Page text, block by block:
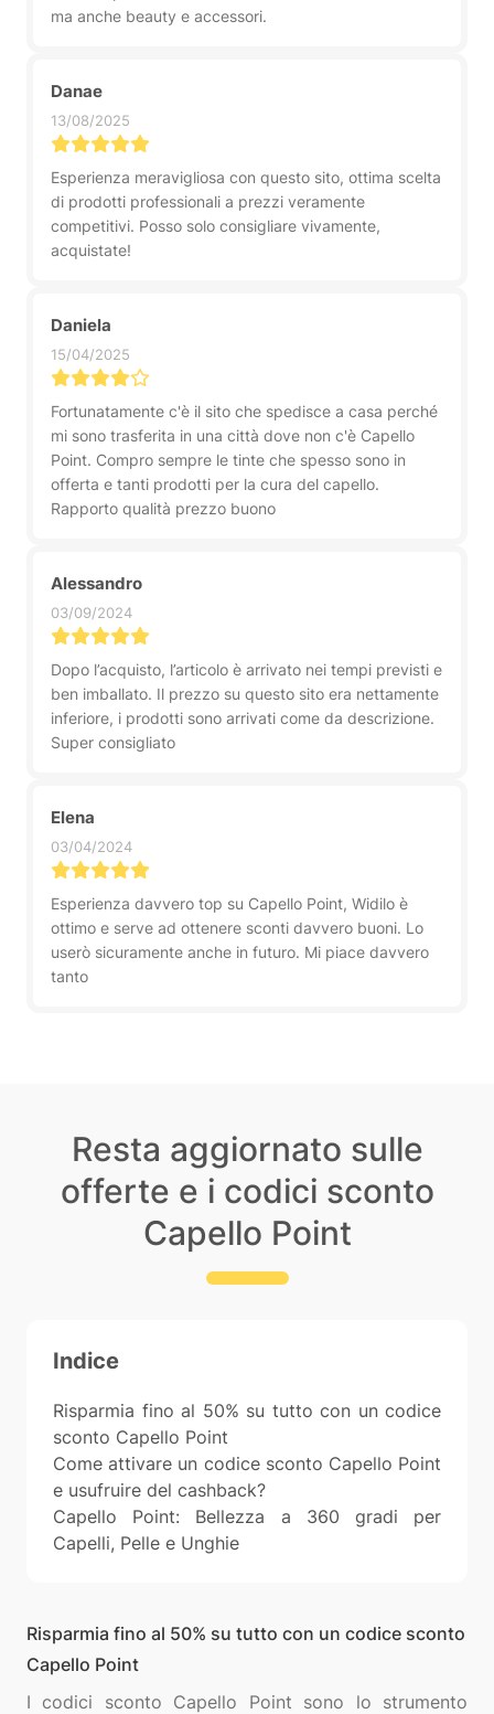
ma anche beauty e accessori.
Danae
13/08/2025
Esperienza meravigliosa con questo sito, ottima scelta
di prodotti professionali a prezzi veramente
competitivi. Posso solo consigliare vivamente,
acquistate!
Daniela
15/04/2025
Fortunatamente c'è il sito che spedisce a casa perché
mi sono trasferita in una città dove non c'è Capello
Point. Compro sempre le tinte che spesso sono in
offerta e tanti prodotti per la cura del capello.
Rapporto qualità prezzo buono
Alessandro
03/09/2024
Dopo l’acquisto, l’articolo è arrivato nei tempi previsti e
ben imballato. Il prezzo su questo sito era nettamente
inferiore, i prodotti sono arrivati come da descrizione.
Super consigliato
Elena
03/04/2024
Esperienza davvero top su Capello Point, Widilo è
ottimo e serve ad ottenere sconti davvero buoni. Lo
userò sicuramente anche in futuro. Mi piace davvero
tanto
Resta aggiornato sulle
offerte e i codici sconto
Capello Point
Indice
Risparmia fino al 50% su tutto con un codice
sconto Capello Point
Come attivare un codice sconto Capello Point
e usufruire del cashback?
Capello Point: Bellezza a 360 gradi per
Capelli, Pelle e Unghie
Risparmia fino al 50% su tutto con un codice sconto
Capello Point
I codici sconto Capello Point sono lo strumento